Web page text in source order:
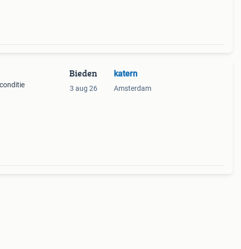
Bieden
3 aug 26
katern
Amsterdam